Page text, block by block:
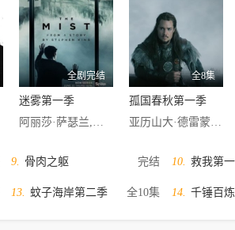
全剧完结
迷雾第一季
阿丽莎·萨瑟兰,小伊塞亚·维特洛克,迪兰·奥瑟斯,摩根.斯佩克特,Bill·Carr,Gus·Birney,Luke·Cosgrove,Nabeel·El·Khafif,Greg·Hovanessian,David·Wm.·Marsh,Laurie·Hanley,Darcy·Lindzon,Alexandra·Ordolis,Lola·Flanery,Jonathan·Malen
全8集
孤国春秋第一季
亚历山大·德雷蒙,大卫·道森,托拜厄斯·桑特尔曼,艾米莉·考克斯,阿德里安·鲍尔,托马斯·加比利尔森,约瑟夫·米尔森,西蒙·坤茨,哈利·麦克伊泰,夏莉·墨菲,马修·麦克费登,鲁特格尔·哈尔,杰森·弗莱明,伊恩·哈特,亚力克·纽曼,罗肯·克兰尼奇
9. 完结
骨肉之躯 10. 救我第
13. 全10集
蚊子海岸第二季 14. 千锤百炼第